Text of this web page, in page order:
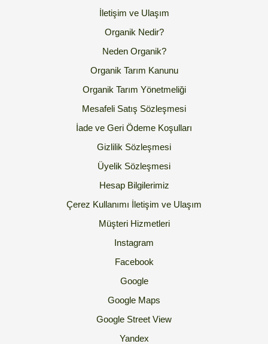
İletişim ve Ulaşım
Organik Nedir?
Neden Organik?
Organik Tarım Kanunu
Organik Tarım Yönetmeliği
Mesafeli Satış Sözleşmesi
İade ve Geri Ödeme Koşulları
Gizlilik Sözleşmesi
Üyelik Sözleşmesi
Hesap Bilgilerimiz
Çerez Kullanımı İletişim ve Ulaşım
Müşteri Hizmetleri
Instagram
Facebook
Google
Google Maps
Google Street View
Yandex